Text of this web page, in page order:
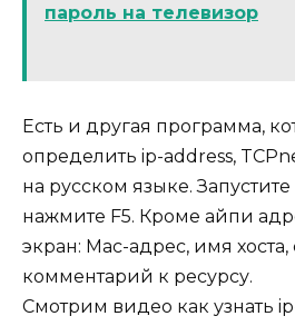
пароль на телевизор
Есть и другая программа,
определить ip-address,
на русском языке.
нажмите F5. Кроме айпи
экран: Мас-адрес, имя хоста,
комментарий к ресурсу.
Смотрим видео как узнать